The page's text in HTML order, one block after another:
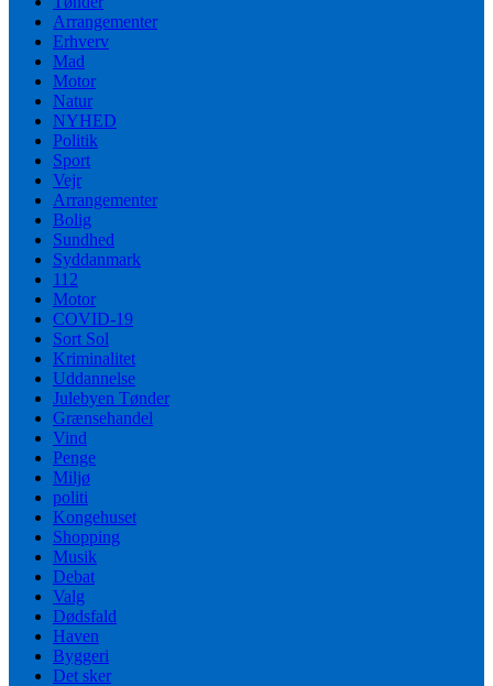
Arrangementer
Erhverv
Mad
Motor
Natur
NYHED
Politik
Sport
Vejr
Arrangementer
Bolig
Sundhed
Syddanmark
112
Motor
COVID-19
Sort Sol
Kriminalitet
Uddannelse
Julebyen Tønder
Grænsehandel
Vind
Penge
Miljø
politi
Kongehuset
Shopping
Musik
Debat
Valg
Dødsfald
Haven
Byggeri
Det sker